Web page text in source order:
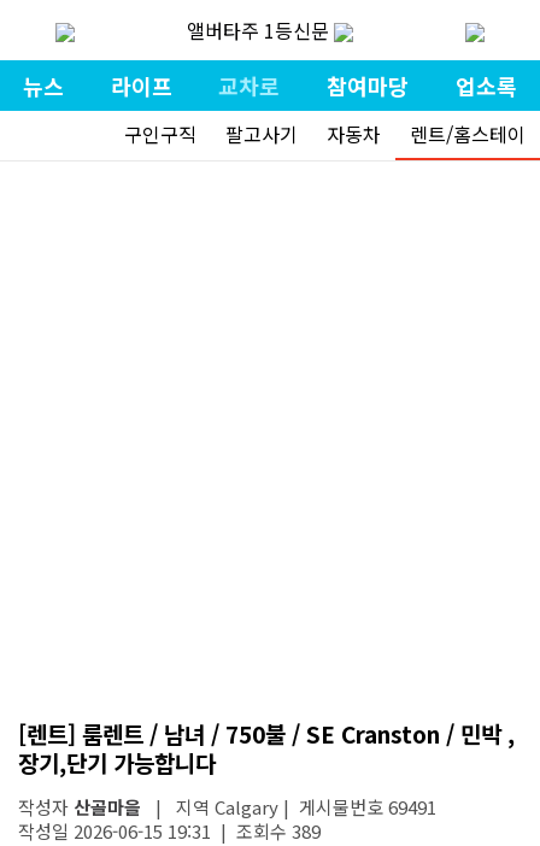
앨버타주 1등신문
뉴스 라이프 교차로 참여마당 업소록
구인구직 팔고사기 자동차 렌트/홈스테이
[렌트] 룸렌트 / 남녀 / 750불 / SE Cranston / 민박 ,
장기,단기 가능합니다
작성자 산골마을 | 지역 Calgary | 게시물번호 69491
작성일 2026-06-15 19:31 | 조회수 389